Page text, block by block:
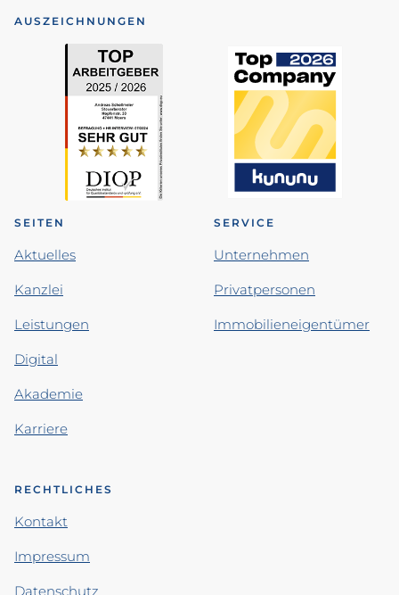
AUSZEICHNUNGEN
SEITEN
Aktuelles
Kanzlei
Leistungen
Digital
Akademie
Karriere
SERVICE
Unternehmen
Privatpersonen
Immobilieneigentümer
RECHTLICHES
Kontakt
Impressum
Datenschutz